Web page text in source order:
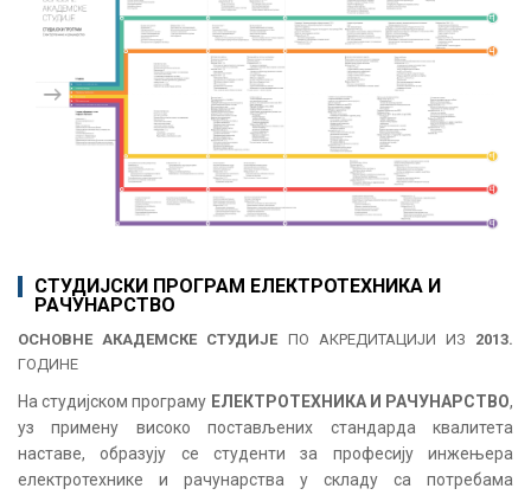
СТУДИЈСКИ ПРОГРАМ ЕЛЕКТРОТЕХНИКА И
РАЧУНАРСТВО
ОСНОВНЕ АКАДЕМСКЕ СТУДИЈЕ ПО АКРЕДИТАЦИЈИ ИЗ 2013.
ГОДИНЕ
На студијском програму ЕЛЕКТРОТЕХНИКА И РАЧУНАРСТВО,
уз примену високо постављених стандарда квалитета
наставе, образују се студенти за професију инжењера
електротехнике и рачунарства у складу са потребама